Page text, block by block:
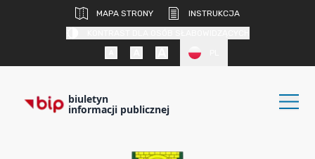
MAPA STRONY
INSTRUKCJA
biuletyn
informacji publicznej